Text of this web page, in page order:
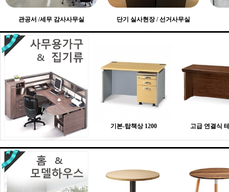
관공서 /세무 감사사무실 단기 실사현장 / 선거사무실
기본-탑책상 1200 고급 연결식